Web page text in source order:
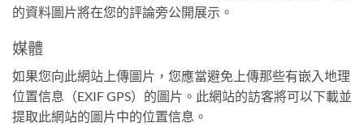
的資料圖片將在您的評論旁公開展示。
媒體
如果您向此網站上傳圖片，您應當避免上傳那些有嵌入地理
位置信息（EXIF GPS）的圖片。此網站的訪客將可以下載並
提取此網站的圖片中的位置信息。